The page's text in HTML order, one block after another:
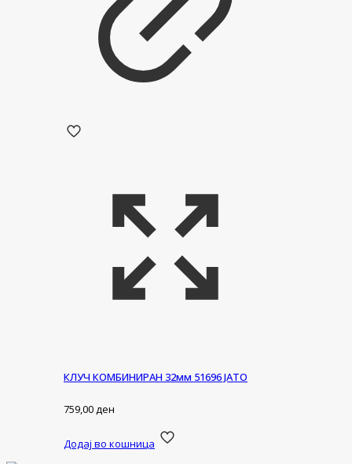
КЛУЧ КОМБИНИРАН 32мм 51696 ЈАТО
759,00ден
Додај во кошница